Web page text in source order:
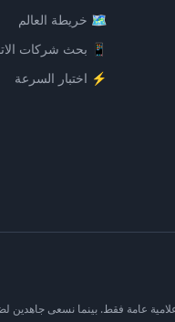
🗺️ خريطة العالم
📱 بحث شركات
⚡ اختبار السرعة
عامة فقط. بينما نسعى جاهدين